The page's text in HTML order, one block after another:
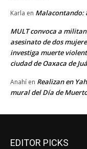
Karla en Malacontando:
MULT convoca a
asesinato de dos
investiga muerte
ciudad de Oaxaca de
Anahí en Realizan en
mural del Día de
EDITOR PICKS